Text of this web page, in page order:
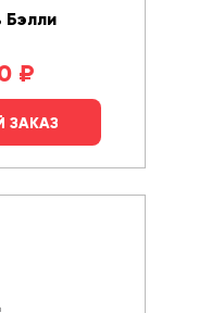
Бэлли
₽
ЗАКАЗ